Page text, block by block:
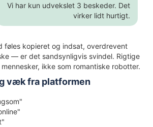
Vi har kun udvekslet 3 beskeder. Det
virker lidt hurtigt.
føles kopieret og indsat, overdrevent
— er det sandsynligvis svindel. Rigtige
ikke som romantiske robotter.
væk fra platformen